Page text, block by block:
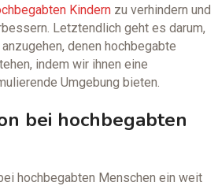
Kindernzu verhindern und
Letztendlich geht es darum,
denen hochbegabte
indem wir ihnen eine
Umgebung bieten.
bei hochbegabten
hochbegabten Menschen ein weit